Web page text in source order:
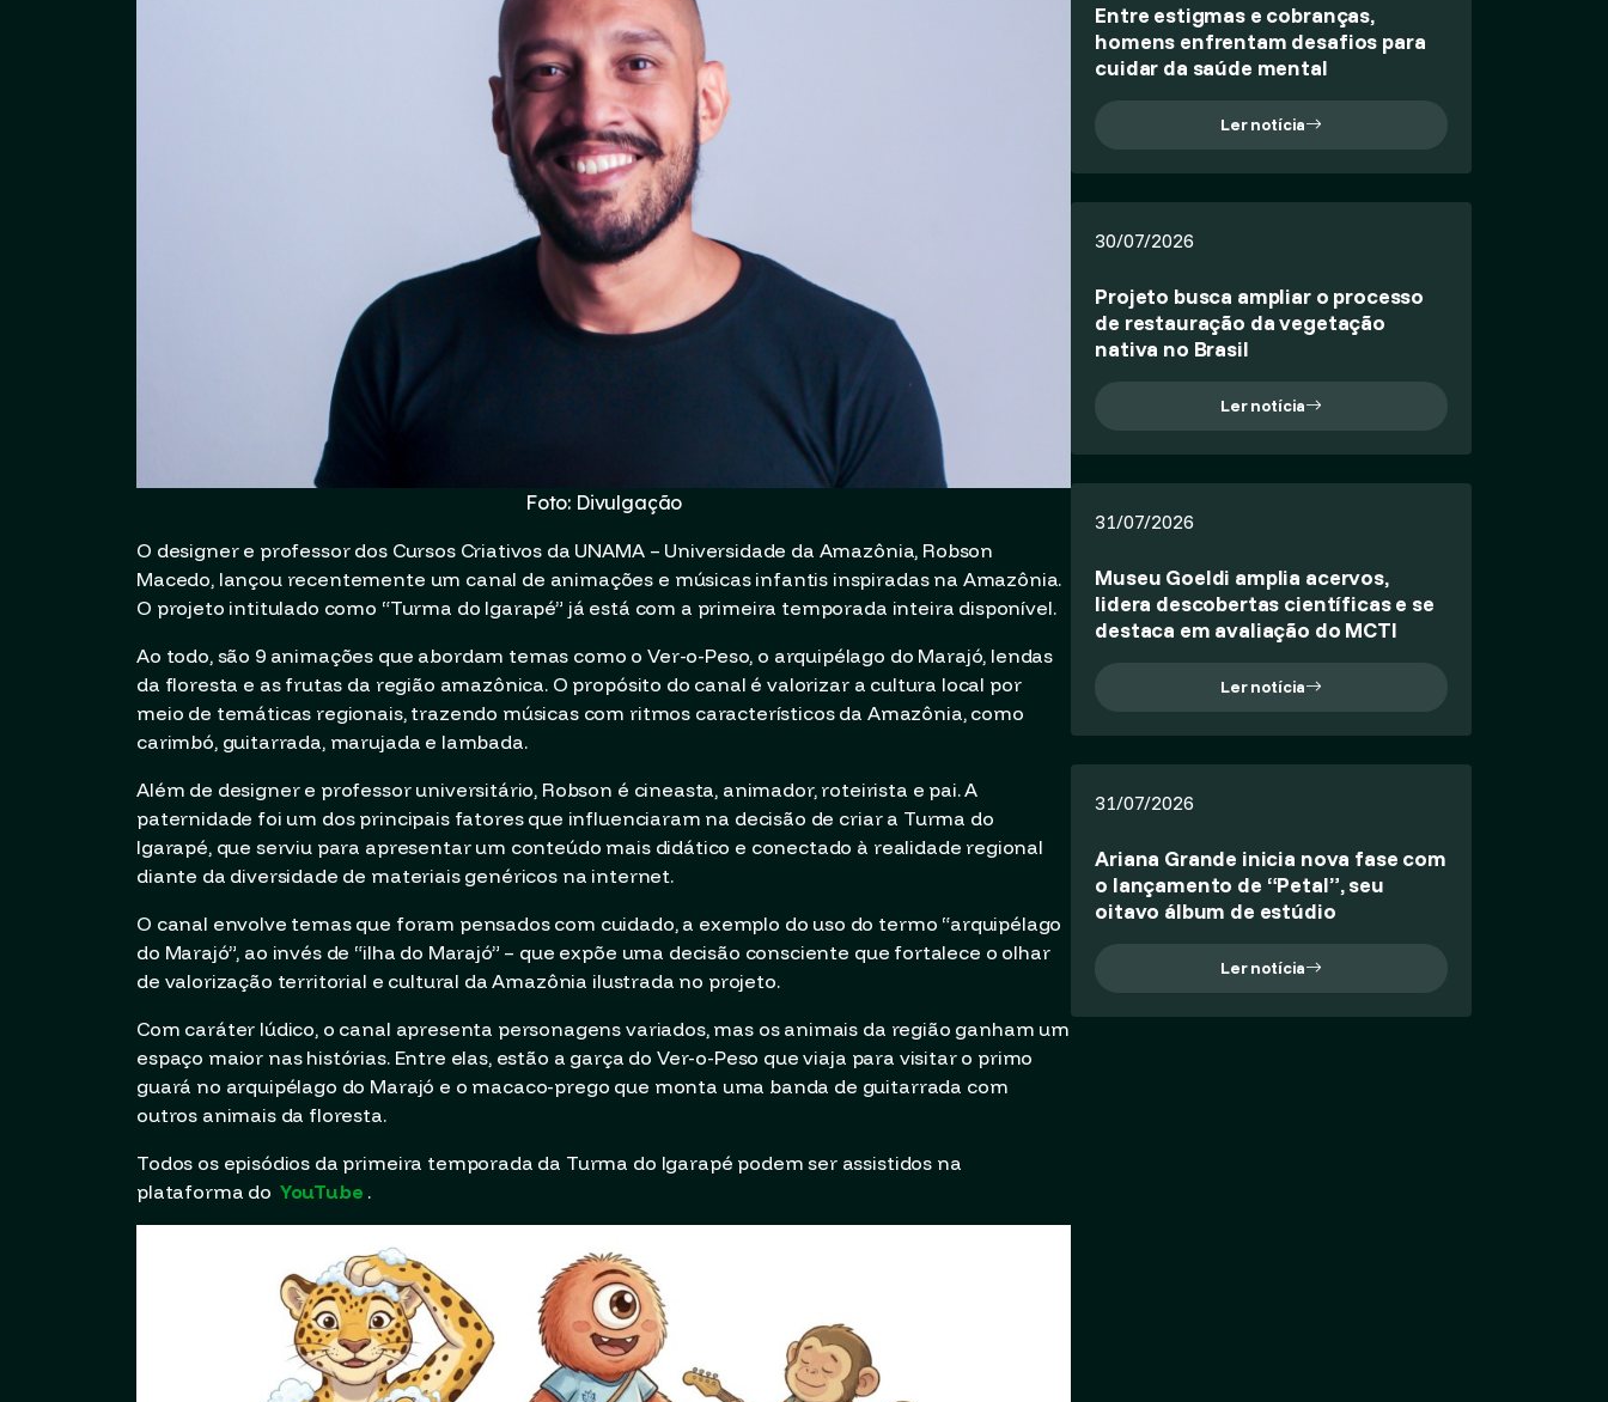
Foto: Divulgação
O designer e professor dos Cursos Criativos da UNAMA – Universidade da Amazônia, Robson
Macedo, lançou recentemente um canal de animações e músicas infantis inspiradas na Amazônia.
O projeto intitulado como “Turma do Igarapé” já está com a primeira temporada inteira disponível.
Ao todo, são 9 animações que abordam temas como o Ver-o-Peso, o arquipélago do Marajó, lendas
da floresta e as frutas da região amazônica. O propósito do canal é valorizar a cultura local por
meio de temáticas regionais, trazendo músicas com ritmos característicos da Amazônia, como
carimbó, guitarrada, marujada e lambada.
Além de designer e professor universitário, Robson é cineasta, animador, roteirista e pai. A
paternidade foi um dos principais fatores que influenciaram na decisão de criar a Turma do
Igarapé, que serviu para apresentar um conteúdo mais didático e conectado à realidade regional
diante da diversidade de materiais genéricos na internet.
O canal envolve temas que foram pensados com cuidado, a exemplo do uso do termo “arquipélago
do Marajó”, ao invés de “ilha do Marajó” – que expõe uma decisão consciente que fortalece o olhar
de valorização territorial e cultural da Amazônia ilustrada no projeto.
Com caráter lúdico, o canal apresenta personagens variados, mas os animais da região ganham um
espaço maior nas histórias. Entre elas, estão a garça do Ver-o-Peso que viaja para visitar o primo
guará no arquipélago do Marajó e o macaco-prego que monta uma banda de guitarrada com
outros animais da floresta.
Todos os episódios da primeira temporada da Turma do Igarapé podem ser assistidos na
plataforma do YouTube .
Entre estigmas e cobranças,
homens enfrentam desafios para
cuidar da saúde mental
Ler notícia
30/07/2026
Projeto busca ampliar o processo
de restauração da vegetação
nativa no Brasil
Ler notícia
31/07/2026
Museu Goeldi amplia acervos,
lidera descobertas científicas e se
destaca em avaliação do MCTI
Ler notícia
31/07/2026
Ariana Grande inicia nova fase com
o lançamento de “Petal”, seu
oitavo álbum de estúdio
Ler notícia